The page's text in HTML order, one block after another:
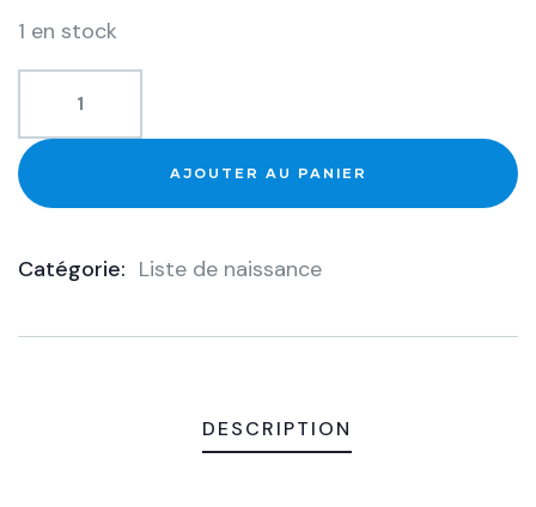
1 en stock
AJOUTER AU PANIER
Catégorie: Liste de naissance
DESCRIPTION